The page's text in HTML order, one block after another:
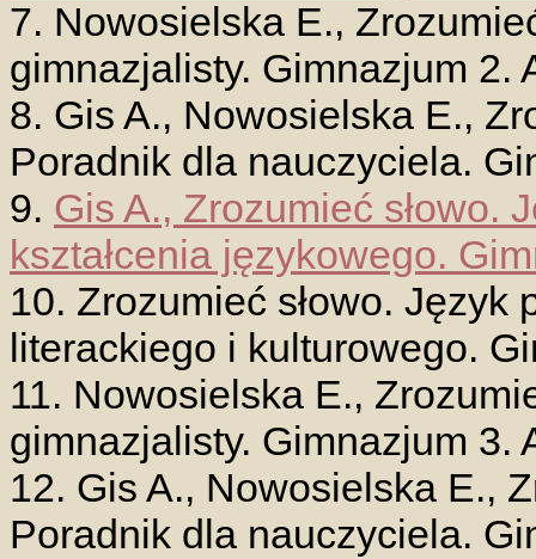
7. Nowosielska E.,
gimnazjalisty. Gimnazjum 2.
8. Gis A., Nowosielska E.,
Poradnik dla nauczyciela.
9. Gis A., Zrozumieć słowo.
kształcenia językowego.
10. Zrozumieć słowo. Język
literackiego i kulturowego.
11. Nowosielska E.,
gimnazjalisty. Gimnazjum 3.
12. Gis A., Nowosielska E.,
Poradnik dla nauczyciela.